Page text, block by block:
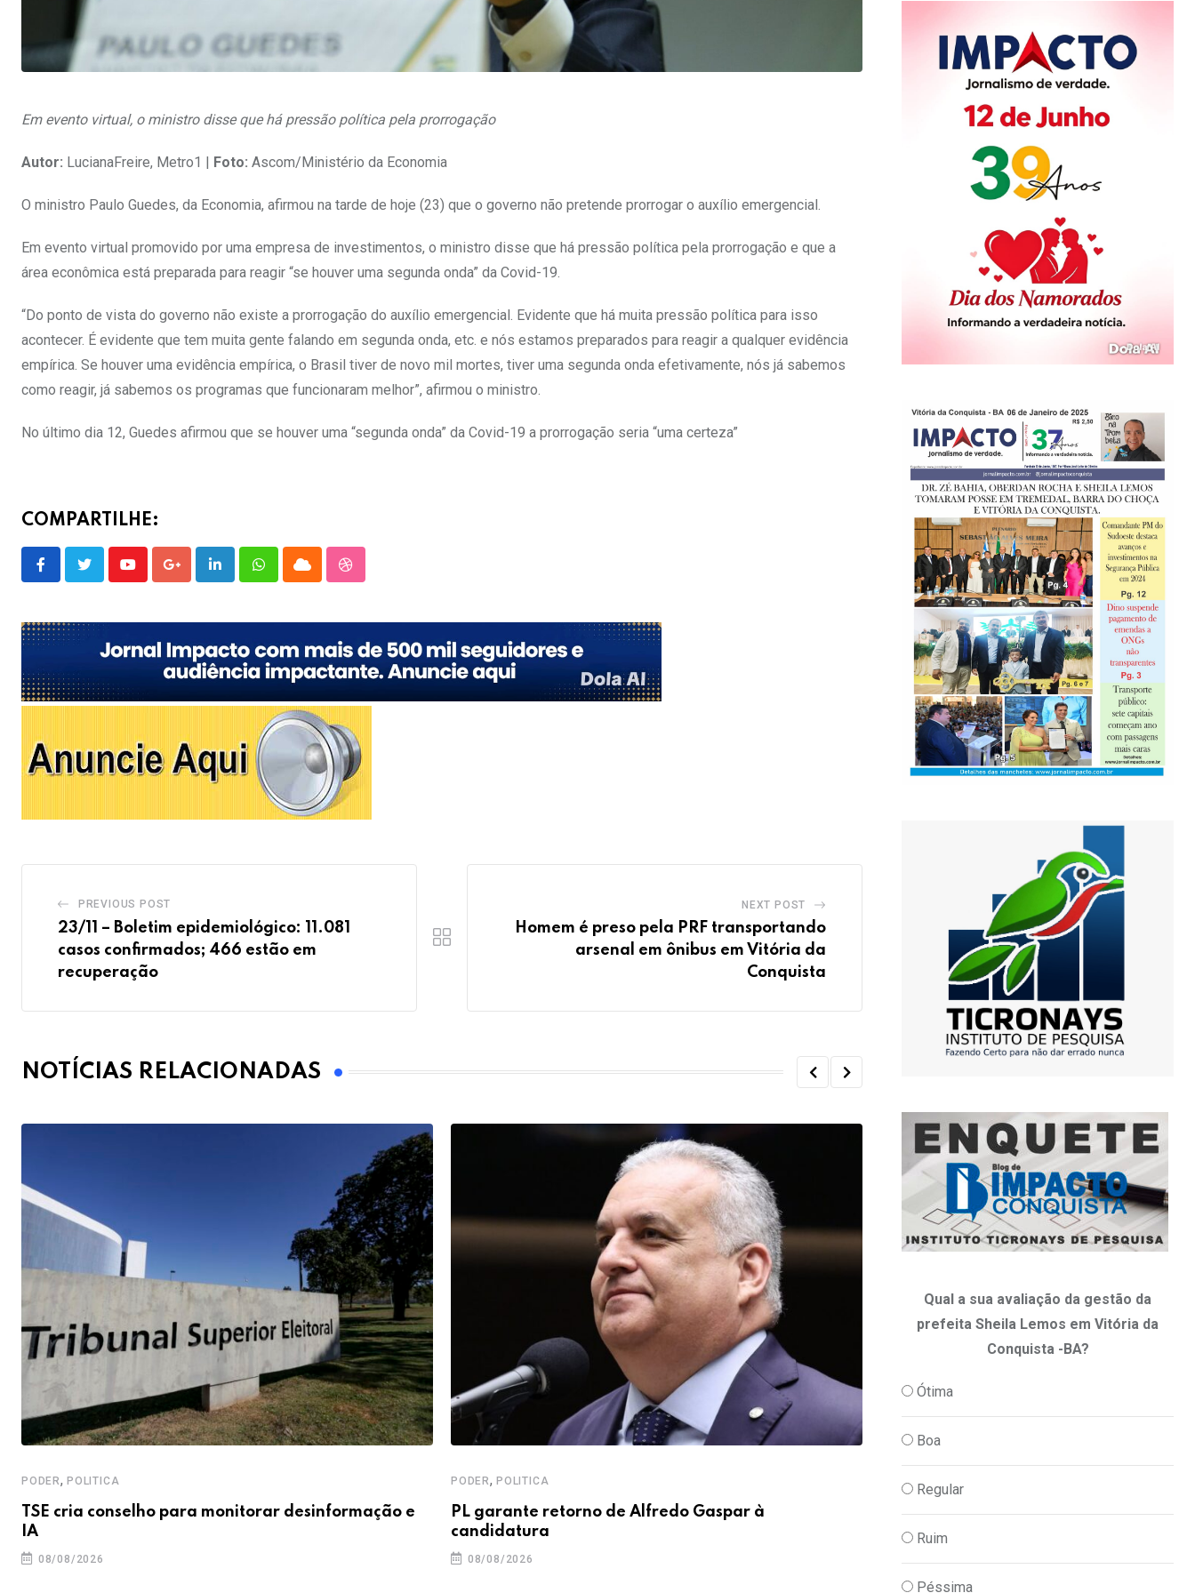
Em evento virtual, o ministro disse que há pressão política pela prorrogação
Autor: LucianaFreire, Metro1 | Foto: Ascom/Ministério da Economia
O ministro Paulo Guedes, da Economia, afirmou na tarde de hoje (23) que o governo não pretende prorrogar o auxílio emergencial.
Em evento virtual promovido por uma empresa de investimentos, o ministro disse que há pressão política pela prorrogação e que a
área econômica está preparada para reagir “se houver uma segunda onda” da Covid-19.
“Do ponto de vista do governo não existe a prorrogação do auxílio emergencial. Evidente que há muita pressão política para isso
acontecer. É evidente que tem muita gente falando em segunda onda, etc. e nós estamos preparados para reagir a qualquer evidência
empírica. Se houver uma evidência empírica, o Brasil tiver de novo mil mortes, tiver uma segunda onda efetivamente, nós já sabemos
como reagir, já sabemos os programas que funcionaram melhor”, afirmou o ministro.
No último dia 12, Guedes afirmou que se houver uma “segunda onda” da Covid-19 a prorrogação seria “uma certeza”
COMPARTILHE:
YoutubeGoogle+LinkedInWhatsappCloud StumbleUpon
PREVIOUS POST
23/11 – Boletim epidemiológico: 11.081
casos confirmados; 466 estão em
recuperação
NEXT POST
Homem é preso pela PRF transportando
arsenal em ônibus em Vitória da
Conquista
NOTÍCIAS RELACIONADAS
PODER, POLITICA
TSE cria conselho para monitorar desinformação e
IA
08/08/2026
PODER, POLITICA
PL garante retorno de Alfredo Gaspar à
candidatura
08/08/2026
CULTURA PODER
Vitória da Conquista dará passo
07/08/2026
Qual a sua avaliação da gestão da
prefeita Sheila Lemos em Vitória da
Conquista -BA?
Ótima
Boa
Regular
Ruim
Péssima